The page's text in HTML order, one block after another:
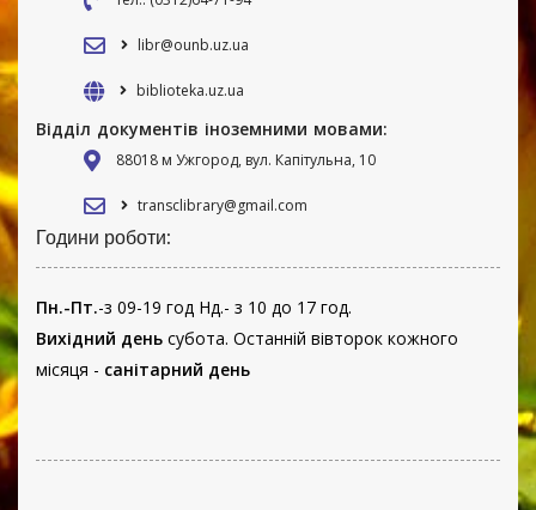
libr@ounb.uz.ua
biblioteka.uz.ua
Відділ документів іноземними мовами:
88018 м Ужгород, вул. Капітульна, 10
transclibrary@gmail.com
Години роботи:
Пн.-Пт.-з 09-19 год Нд.- з 10 до 17 год.
Вихідний день субота. Останній вівторок кожного
місяця - санітарний день